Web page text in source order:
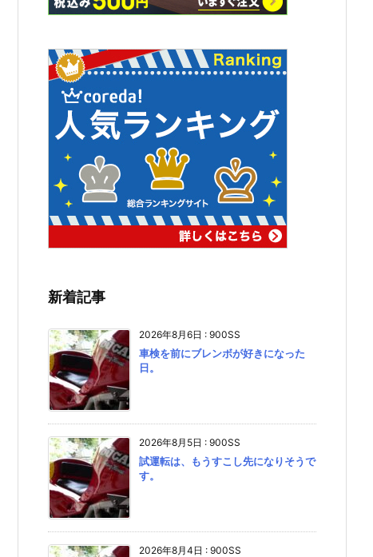
新着記事
2026年8月6日 : 900SS
車検を前にブレンボが好きになった
日。
2026年8月5日 : 900SS
試運転は、もうすこし先になりそうで
す。
2026年8月4日 : 900SS